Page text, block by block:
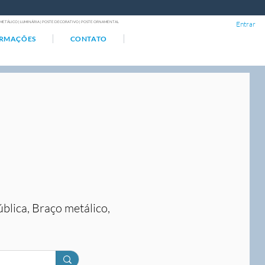
| LUMINÁRIA | POSTE DECORATIVO | POSTE ORNAMENTAL
CONTATO
Entrar
Braço metálico,